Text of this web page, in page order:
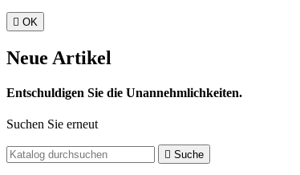
 OK
Neue Artikel
Entschuldigen Sie die Unannehmlichkeiten.
Suchen Sie erneut
 Suche